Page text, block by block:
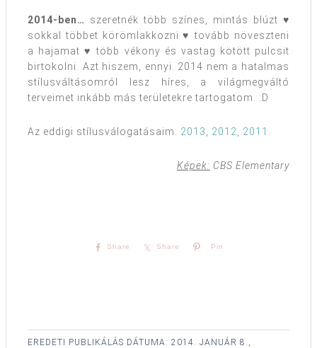
2014-ben…
szeretnék több színes, mintás blúzt ♥
sokkal többet körömlakkozni ♥ tovább növeszteni
a hajamat ♥ több vékony és vastag kötött pulcsit
birtokolni. Azt hiszem, ennyi. 2014 nem a hatalmas
stílusváltásomról lesz híres, a világmegváltó
terveimet inkább más területekre tartogatom. :D
Az eddigi stílusválogatásaim: 2013 2012 2011
Képek: CBS Elementary
Share Share Pin
EREDETI PUBLIKÁLÁS DÁTUMA: 2014. JANUÁR 8.,